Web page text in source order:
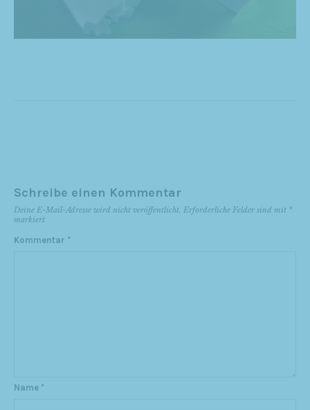
Schreibe einen Kommentar
Deine E-Mail-Adresse wird nicht veröffentlicht. Erforderliche Felder sind mit *
markiert
Kommentar *
Name *